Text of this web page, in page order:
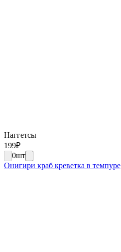
Наггетсы
199₽
0шт
Онигири краб креветка в темпуре